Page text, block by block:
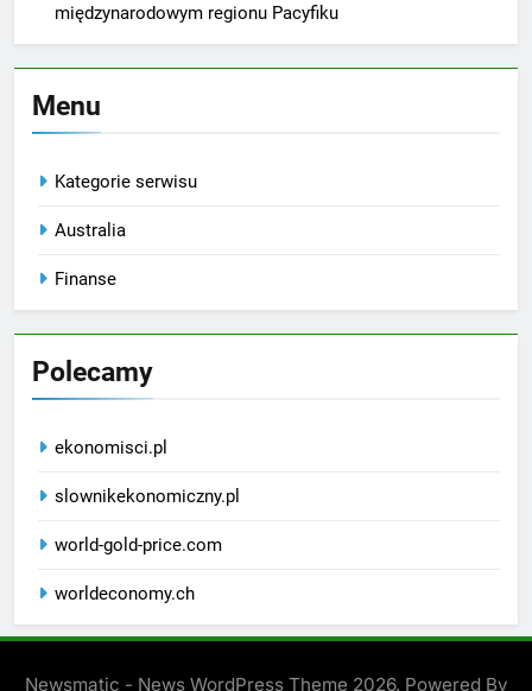
międzynarodowym regionu Pacyfiku
Menu
Kategorie serwisu
Australia
Finanse
Polecamy
ekonomisci.pl
slownikekonomiczny.pl
world-gold-price.com
worldeconomy.ch
Newsmatic - News WordPress Theme 2026. Powered By